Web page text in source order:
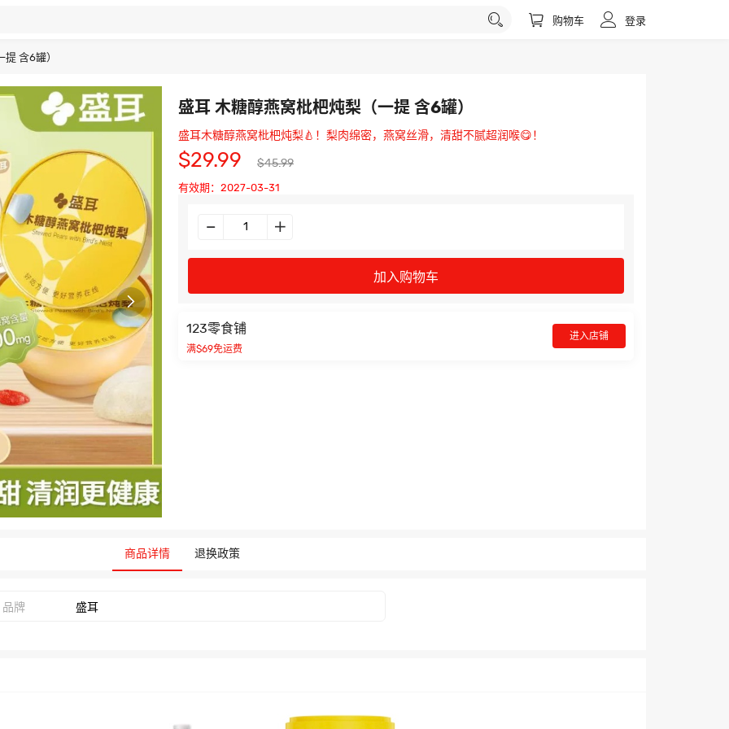
购物车 登录
含6罐）

盛耳 木糖醇燕窝枇杷炖梨（一提 含6罐）
盛耳木糖醇燕窝枇杷炖梨🍐！梨肉绵密，燕窝丝滑，清甜不腻超润喉😋！
$29.99 $45.99
有效期：2027-03-31
加入购物车
123零食铺
满$69免运费
进入店铺
商品详情 退换政策
品牌 盛耳